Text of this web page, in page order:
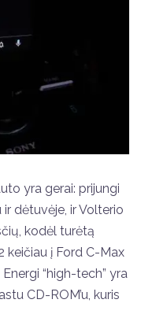
yra gerai: prijungi
dėtuvėje, ir Volterio
kodėl turėtą
keičiau į Ford C-Max
“high-tech” yra
CD-ROM’u, kuris